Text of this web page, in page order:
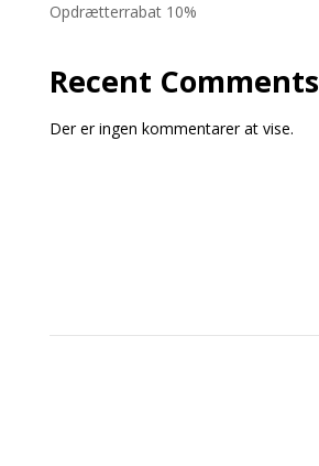
Opdrætterrabat 10%
Recent Comments
Der er ingen kommentarer at vise.